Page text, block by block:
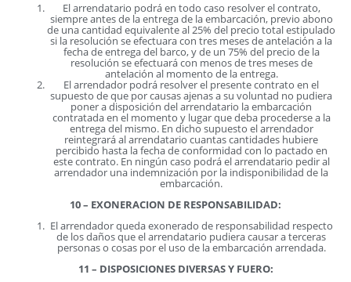
El arrendatario podrá en todo caso resolver el contrato,
siempre antes de la entrega de la embarcación, previo abono
de una cantidad equivalente al 25% del precio total estipulado
si la resolución se efectuara con tres meses de antelación a la
fecha de entrega del barco, y de un 75% del precio de la
resolución se efectuará con menos de tres meses de
antelación al momento de la entrega.
El arrendador podrá resolver el presente contrato en el
supuesto de que por causas ajenas a su voluntad no pudiera
poner a disposición del arrendatario la embarcación
contratada en el momento y lugar que deba procederse a la
entrega del mismo. En dicho supuesto el arrendador
reintegrará al arrendatario cuantas cantidades hubiere
percibido hasta la fecha de conformidad con lo pactado en
este contrato. En ningún caso podrá el arrendatario pedir al
arrendador una indemnización por la indisponibilidad de la
embarcación.
10 – EXONERACION DE RESPONSABILIDAD:
El arrendador queda exonerado de responsabilidad respecto
de los daños que el arrendatario pudiera causar a terceras
personas o cosas por el uso de la embarcación arrendada.
11 – DISPOSICIONES DIVERSAS Y FUERO: